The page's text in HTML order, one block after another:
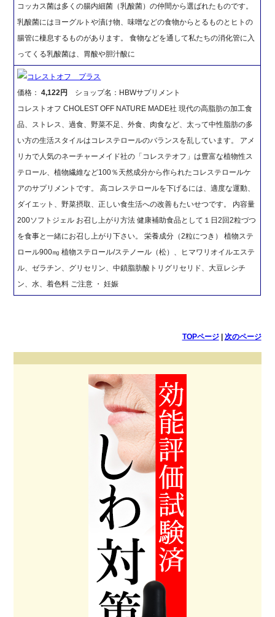
コッカス菌は多くの腸内細菌（乳酸菌）の仲間から選ばれたものです。
乳酸菌にはヨーグルトや漬け物、味噌などの食物からとるものとヒトの
腸管に棲息するものがあります。 食物などを通して私たちの消化管に入
ってくる乳酸菌は、胃酸や胆汁酸に
コレストオフ プラス
価格：4,122円
ショップ名：HBWサプリメント
コレストオフ CHOLEST OFF NATURE MADE社 現代の高脂肪の加工食
品、ストレス、過食、野菜不足、外食、肉食など、太って中性脂肪の多
い方の生活スタイルはコレステロールのバランスを乱しています。 アメ
リカで人気のネーチャーメイド社の「コレステオフ」は豊富な植物性ス
テロール、植物繊維など100％天然成分から作られたコレステロールケ
アのサプリメントです。 高コレステロールを下げるには、適度な運動、
ダイエット、野菜摂取、正しい食生活への改善もたいせつです。 内容量
200ソフトジェル お召し上がり方法 健康補助食品として１日2回2粒づつ
を食事と一緒にお召し上がり下さい。 栄養成分（2粒につき） 植物ステ
ロール900㎎ 植物ステロール/ステノール（松）、ヒマワリオイルエステ
ル、ゼラチン、グリセリン、中鎖脂肪酸トリグリセリド、大豆レシチ
ン、水、着色料 ご注意 ・ 妊娠
TOPページ| 次のページ